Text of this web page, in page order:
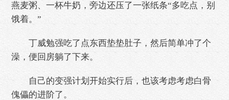
燕麦粥、一杯牛奶，旁边还压了一张纸条“多吃点，别
饿着。”
丁威勉强吃了点东西垫垫肚子，然后简单冲了个
澡，便回房躺了下来。
自己的变强计划开始实行后，也该考虑考虑白骨
傀儡的进阶了。